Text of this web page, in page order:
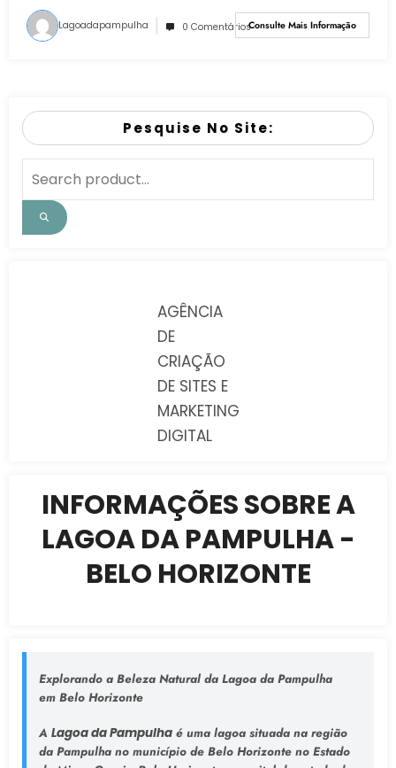
Lagoadapampulha 0 ComentáriosConsulte Mais Informação
Pesquise No Site:
AGÊNCIA
DE
CRIAÇÃO
DE SITES E
MARKETING
DIGITAL
INFORMAÇÕES SOBRE A
LAGOA DA PAMPULHA -
BELO HORIZONTE
Explorando a Beleza Natural da Lagoa da Pampulha
em Belo Horizonte
A Lagoa da Pampulha é uma lagoa situada na região
da Pampulha no município de Belo Horizonte no Estado